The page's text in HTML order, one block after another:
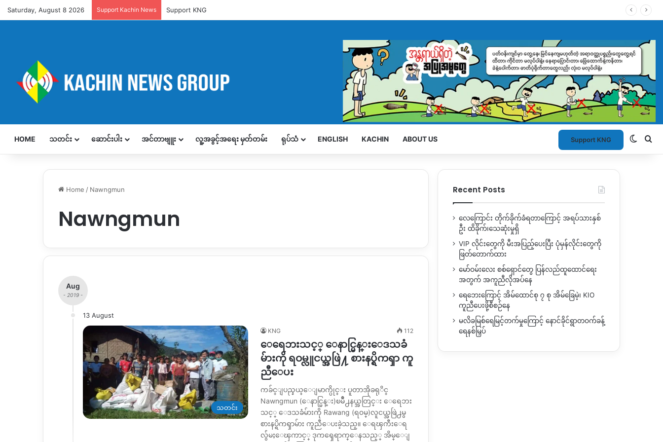
Saturday, August 8 2026 Support Kachin News Support KNG
HOME သတင်း ဆောင်းပါး အင်တာဗျူး လူ့အခွင့်အရေး မှတ်တမ်း ရုပ်သံ ENGLISH KACHIN ABOUT US Support KNG
Home / Nawngmun
Nawngmun
Aug
- 2019 -
13 August
သတင်း
KNG 112
ေရေဘးသင့္ ေနာင္မြန္းေဒသခံ
မ်ားကို ရဝမ္လူငယ္အဖြဲ႔ စားနပ္ရိကၡာ ကူ
ညီေပး
ကခ်င္ျပည္နယ္ေျမာက္ပိုင္း ပူတာအိုခရုိင္
Nawngmun (ေနာင္မြန္း)ၿမိဳ႕နယ္အတြင္း ေရေဘး
သင့္ ေဒသခံမ်ားကို Rawang (ရ၀မ္)လူငယ္အဖြဲ႕မွ
စားနပ္ရိကၡာမ်ား ကူညီေပးခဲ့သည္။ ေရၾကီးေရ
လွ်ံမႈေၾကာင့္ ဒုကၡေရာက္ေနသည့္ အိမ္ေျ
Recent Posts
လေကြောင်း တိုက်ခိုက်ခံရတာကြောင့် အရပ်သားနှစ်
ဦး ထိခိုက်၊သေဆုံးမှုရှိ
VIP လိုင်းတွေကို မီးအပြည့်ပေးပြီး ပုံမှန်လိုင်းတွေကို
ဖြတ်တောက်ထား
မော်ဝမ်းလေး စစ်ရှောင်တွေ ပြန်လည်ထူထောင်ရေး
အတွက် အကူညီလိုအပ်နေ
ရေဘေးကြောင့် အိမ်ထောင်စု ၇ စု အိမ်ခြေမဲ့၊ KIO
ကူညီပေးဖို့စီစဉ်နေ
မလိခမြစ်ရေမြင့်တက်မှုကြောင့် နောင်ခိုင်ရွာတဝက်ခန့်
ရေနစ်မြှပ်